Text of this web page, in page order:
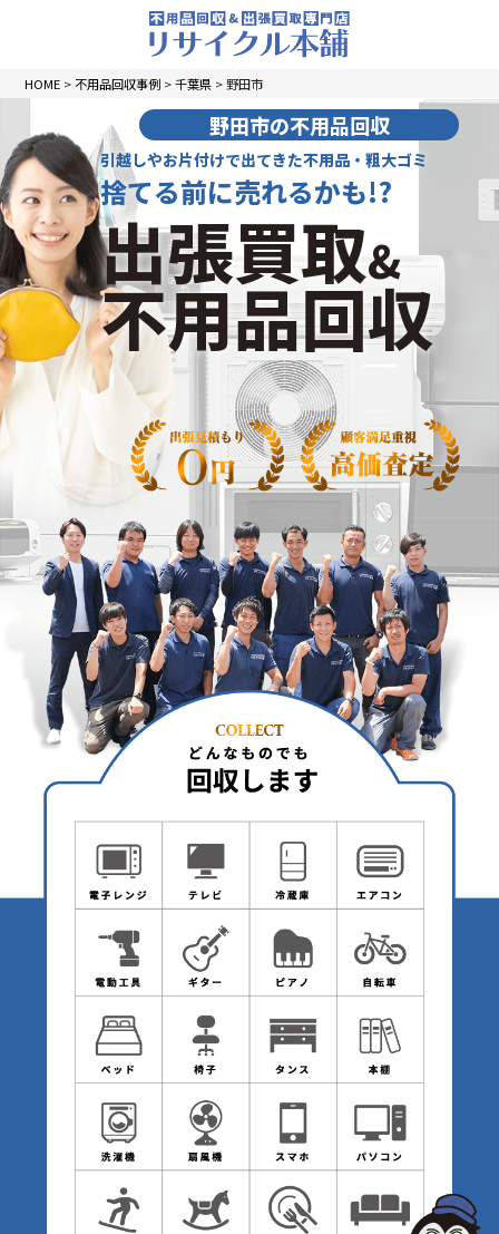
HOME > 不用品回収事例 >千葉県 > 野田市
野田市の不用品回収
引越しやお片付けで出てきた不用品・粗大ゴミ
捨てる前に売れるかも!?
出張買取&
不用品回収